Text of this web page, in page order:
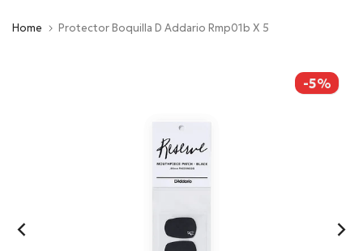
Home Protector Boquilla D Addario Rmp01b X 5
-5%